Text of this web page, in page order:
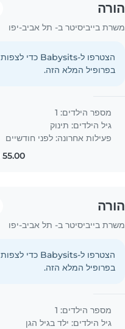
הורה
משרת בייביסיטר ב- תל אביב-יפו
הצטרפו ל-Babysits כדי לצפות
בפרופיל המלא הזה.
מספר הילדים: 1
גיל הילדים: תינוק
פעילות אחרונה: לפני חודשיים
הורה
משרת בייביסיטר ב- תל אביב-יפו
הצטרפו ל-Babysits כדי לצפות
בפרופיל המלא הזה.
מספר הילדים: 1
גיל הילדים: ילד בגיל הגן